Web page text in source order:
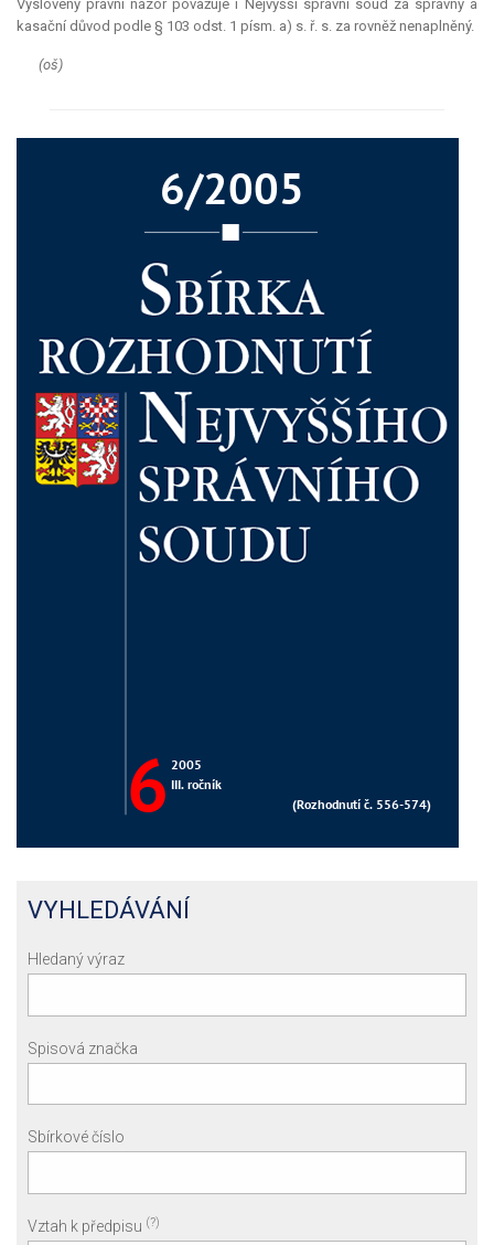
Vyslovený právní názor považuje i Nejvyšší správní soud za správný a
kasační důvod podle § 103 odst. 1 písm. a) s. ř. s. za rovněž nenaplněný.
(oš)
VYHLEDÁVÁNÍ
Hledaný výraz
Spisová značka
Sbírkové číslo
Vztah k předpisu (?)